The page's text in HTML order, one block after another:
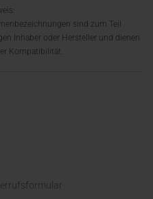
sind zum Teil
Inhaber oder Hersteller und dienen
Kompatibilität.